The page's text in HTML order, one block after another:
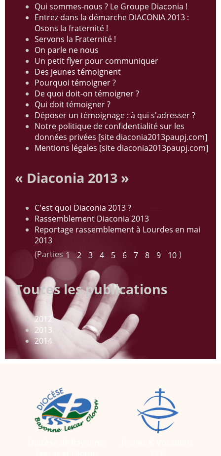
Qui sommes-nous ? Le Groupe Diaconia !
Entrez dans la démarche DIACONIA 2013 :
Osons la fraternité !
Servons la Fraternité !
On parle ne nous
Un petit flyer pour communiquer
Des jeunes témoignent
Pourquoi témoigner ?
De quoi doit-on témoigner ?
Qui doit témoigner ?
Déposer un témoignage : à qui s'adresser ?
Notre politique de confidentialité sur les
données privées [site diaconia2013paupj.com]
Mentions légales [site diaconia2013paupj.com]
« Diaconia 2013 »
C'est quoi Diaconia 2013 ?
Rassemblement Diaconia 2013
Reportage rassemblement à Lourdes en mai
2013
(Parties 1 2 3 4 5 6 7 8 9 10 )
Toutes les publications
2012
2013
2014